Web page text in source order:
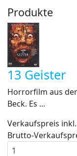
Produkte
13 Geister
Horrorfilm aus
Beck. Es ...
Verkaufspreis
Brutto-